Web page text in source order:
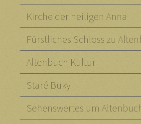
Kirche der heiligen Anna
Fürstliches Schloss zu
Altenbuch Kultur
Staré Buky
Sehenswertes um